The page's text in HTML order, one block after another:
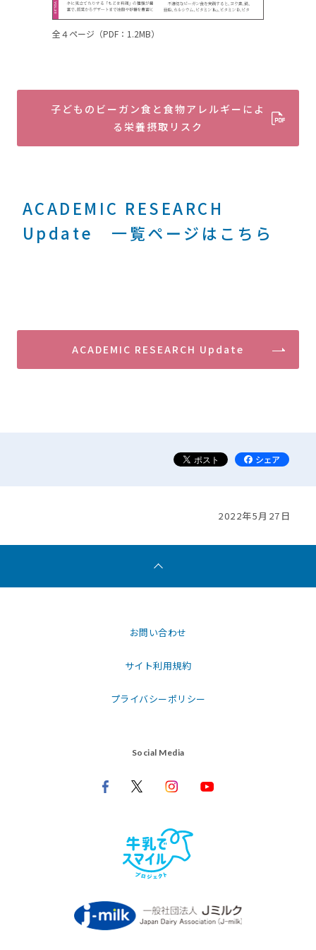
全４ページ（PDF：1.2MB）
子どものビーガン食と食物アレルギーによ
る栄養摂取リスク
ACADEMIC RESEARCH
Update 一覧ページはこちら
ACADEMIC RESEARCH Update
2022年5月27日
お問い合わせ
サイト利用規約
プライバシーポリシー
Social Media